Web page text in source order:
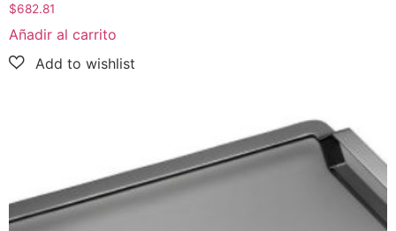
$682.81
Añadir al carrito